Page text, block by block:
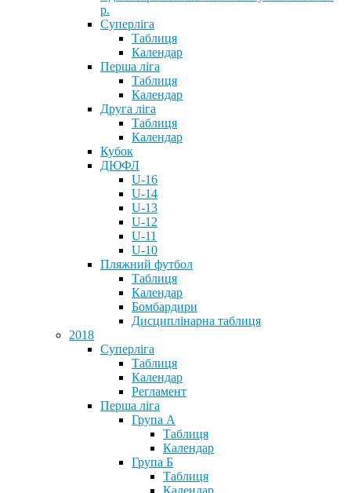
р.
Суперліга
Таблиця
Календар
Перша ліга
Таблиця
Календар
Друга ліга
Таблиця
Календар
Кубок
ДЮФЛ
U-16
U-14
U-13
U-12
U-11
U-10
Пляжний футбол
Таблиця
Календар
Бомбардири
Дисциплінарна таблиця
2018
Суперліга
Таблиця
Календар
Регламент
Перша ліга
Група А
Таблиця
Календар
Група Б
Таблиця
Календар